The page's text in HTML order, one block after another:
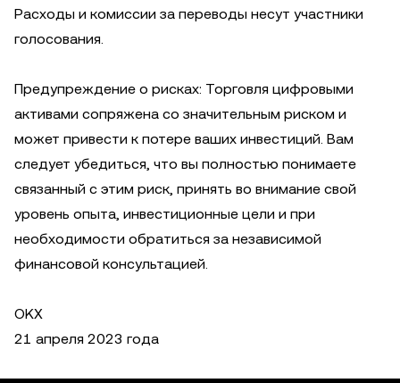
Расходы и комиссии за переводы несут участники
голосования.
Предупреждение о рисках: Торговля цифровыми
активами сопряжена со значительным риском и
может привести к потере ваших инвестиций. Вам
следует убедиться, что вы полностью понимаете
связанный с этим риск, принять во внимание свой
уровень опыта, инвестиционные цели и при
необходимости обратиться за независимой
финансовой консультацией.
OKX
21 апреля 2023 года